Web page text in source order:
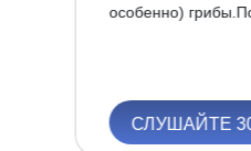
особенно)
СЛУШАЙТЕ